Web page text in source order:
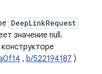
DeepLinkRequest
значение null.
конструкторе
, b/522194187 )